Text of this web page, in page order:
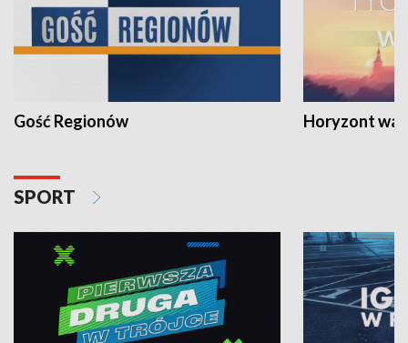
Gość Regionów Horyzont
SPORT